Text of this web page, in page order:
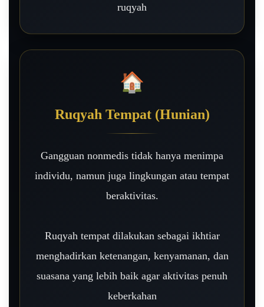
ruqyah
🏠
Ruqyah Tempat (Hunian)
Gangguan nonmedis tidak hanya menimpa
individu, namun juga lingkungan atau tempat
beraktivitas.
Ruqyah tempat dilakukan sebagai ikhtiar
menghadirkan ketenangan, kenyamanan, dan
suasana yang lebih baik agar aktivitas penuh
keberkahan